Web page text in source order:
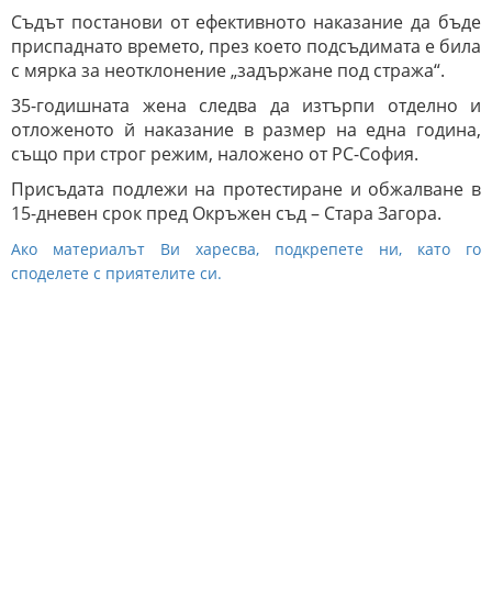
Съдът постанови от ефективното наказание да бъде
приспаднато времето, през което подсъдимата е била
с мярка за неотклонение „задържане под стража“.
35-годишната жена следва да изтърпи отделно и
отложеното й наказание в размер на една година,
също при строг режим, наложено от РС-София.
Присъдата подлежи на протестиране и обжалване в
15-дневен срок пред Окръжен съд – Стара Загора.
Ако материалът Ви харесва, подкрепете ни, като го
споделете с приятелите си.